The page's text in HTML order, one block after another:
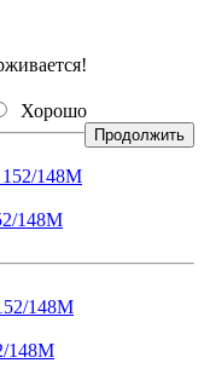
Хорошо
Продолжить
148M
148M